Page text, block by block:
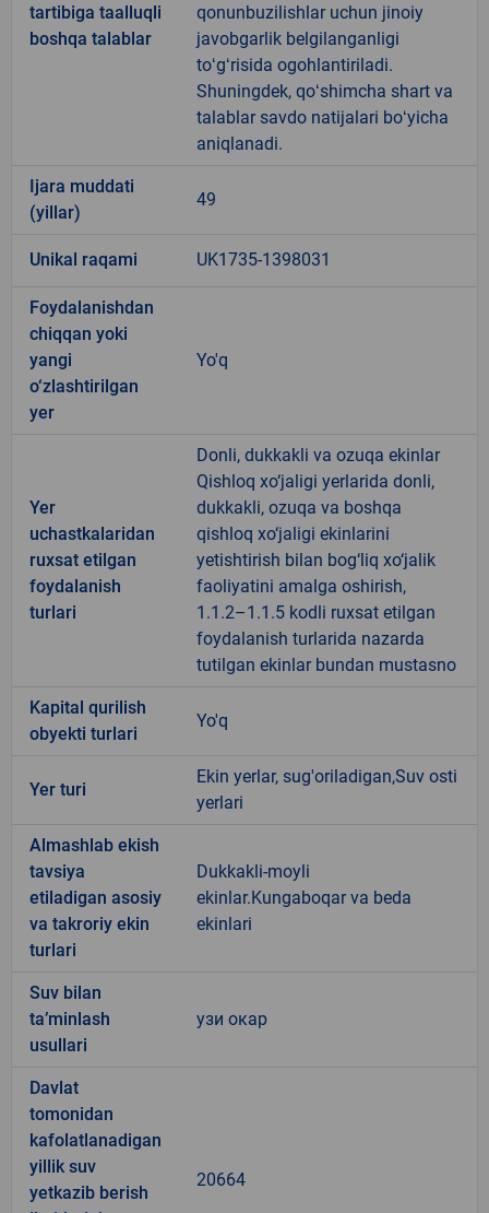
tartibiga taalluqli
boshqa talablar
qonunbuzilishlar uchun jinoiy
javobgarlik belgilanganligi
toʻgʻrisida ogohlantiriladi.
Shuningdek, qoʻshimcha shart va
talablar savdo natijalari boʻyicha
aniqlanadi.
Ijara muddati
(yillar)
49
Unikal raqami UK1735-1398031
Foydalanishdan
chiqqan yoki
yangi
o‘zlashtirilgan
yer
Yo'q
Yer
uchastkalaridan
ruxsat etilgan
foydalanish
turlari
Donli, dukkakli va ozuqa ekinlar
Qishloq xo‘jaligi yerlarida donli,
dukkakli, ozuqa va boshqa
qishloq xo‘jaligi ekinlarini
yetishtirish bilan bog‘liq xo‘jalik
faoliyatini amalga oshirish,
1.1.2–1.1.5 kodli ruxsat etilgan
foydalanish turlarida nazarda
tutilgan ekinlar bundan mustasno
Kapital qurilish
obyekti turlari
Yo'q
Yer turi
Ekin yerlar, sug'oriladigan,Suv osti
yerlari
Almashlab ekish
tavsiya
etiladigan asosiy
va takroriy ekin
turlari
Dukkakli-moyli
ekinlar.Kungaboqar va beda
ekinlari
Suv bilan
ta’minlash
usullari
узи окар
Davlat
tomonidan
kafolatlanadigan
yillik suv
yetkazib berish
20664